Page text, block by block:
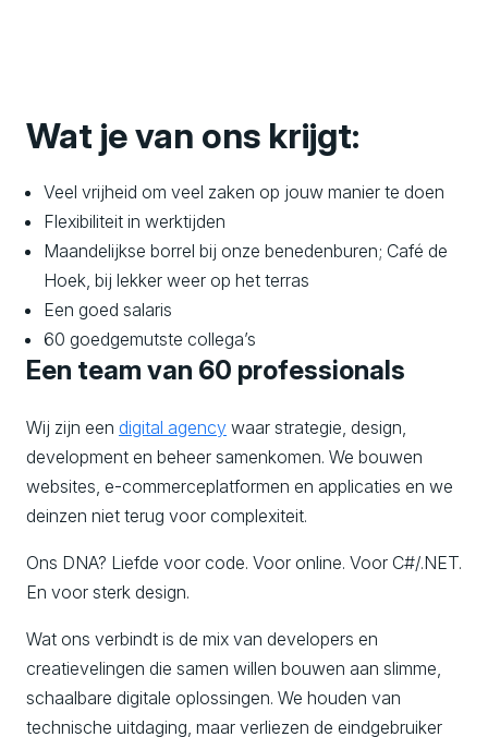
Wat je van ons krijgt:
Veel vrijheid om veel zaken op jouw manier te doen
Flexibiliteit in werktijden
Maandelijkse borrel bij onze benedenburen; Café de
Hoek, bij lekker weer op het terras
Een goed salaris
60 goedgemutste collega’s
Een team van 60 professionals
Wij zijn een digital agency waar strategie, design,
development en beheer samenkomen. We bouwen
websites, e-commerceplatformen en applicaties en we
deinzen niet terug voor complexiteit.
Ons DNA? Liefde voor code. Voor online. Voor C#/.NET.
En voor sterk design.
Wat ons verbindt is de mix van developers en
creatievelingen die samen willen bouwen aan slimme,
schaalbare digitale oplossingen. We houden van
technische uitdaging, maar verliezen de eindgebruiker